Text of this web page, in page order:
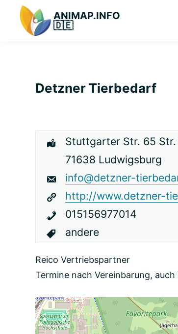
Hauptnavigation
springen
Hauptinhalt
springen
primären
Seitenleiste
ANIMAP.INFO
🇩🇪
Das
Detzner Tierbedarf
Stuttgarter Str. 65 Str.
71638 Ludwigsburg
info@detzner-
http://www.detzner-
015156977014
andere
Reico Vertriebspartner
Termine nach Vereinbarung, auch